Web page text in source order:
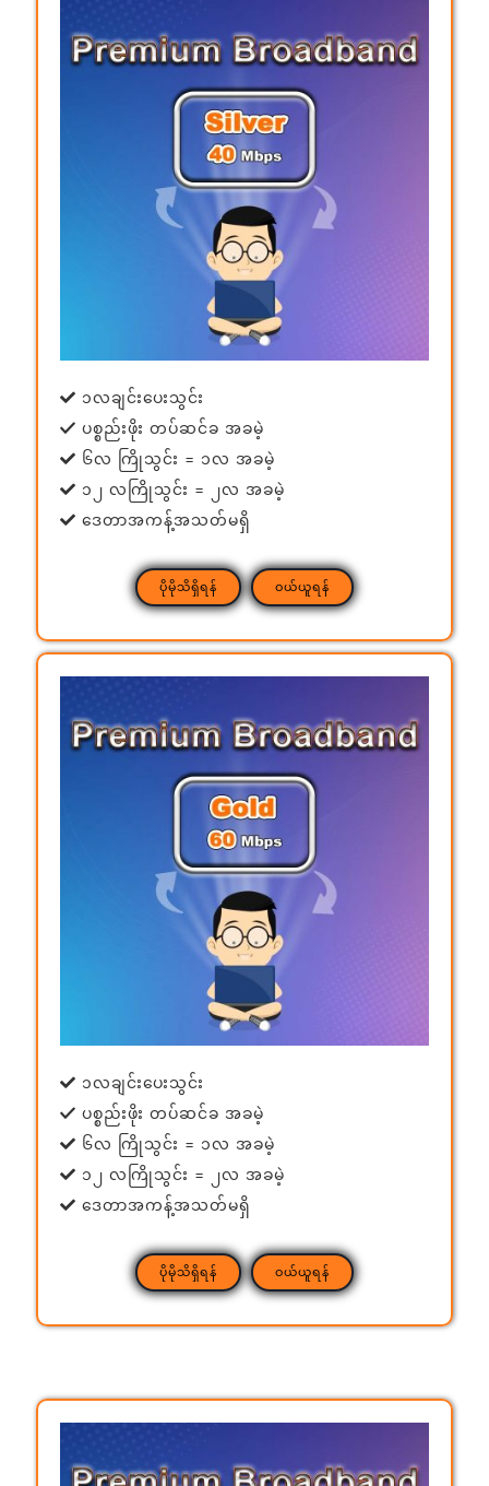
၁လချင်းပေးသွင်း
ပစ္စည်းဖိုး တပ်ဆင်ခ အခမဲ့
၆လ ကြိုသွင်း = ၁လ အခမဲ့
၁၂ လကြိုသွင်း = ၂လ အခမဲ့
ဒေတာအကန့်အသတ်မရှိ
ပိုမိုသိရှိရန် ဝယ်ယူရန်
၁လချင်းပေးသွင်း
ပစ္စည်းဖိုး တပ်ဆင်ခ အခမဲ့
၆လ ကြိုသွင်း = ၁လ အခမဲ့
၁၂ လကြိုသွင်း = ၂လ အခမဲ့
ဒေတာအကန့်အသတ်မရှိ
ပိုမိုသိရှိရန် ဝယ်ယူရန်